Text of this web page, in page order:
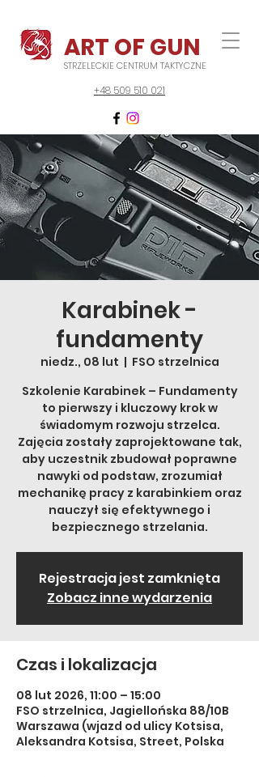
STRZELECKIE CENTRUM TAKTYCZNE
+48 509 510 021
ART OF GUN
Karabinek -
fundamenty
niedz., 08 lut
  |
FSO strzelnica
Szkolenie Karabinek – Fundamenty
to pierwszy i kluczowy krok w
świadomym rozwoju strzelca.
Zajęcia zostały zaprojektowane tak,
aby uczestnik zbudował poprawne
nawyki od podstaw, zrozumiał
mechanikę pracy z karabinkiem oraz
nauczył się efektywnego i
bezpiecznego strzelania.
Rejestracja jest zamknięta
Zobacz inne wydarzenia
Czas i lokalizacja
08 lut 2026, 11:00 – 15:00
FSO strzelnica, Jagiellońska 88/10B
Warszawa (wjazd od ulicy Kotsisa,
Aleksandra Kotsisa, Street, Polska